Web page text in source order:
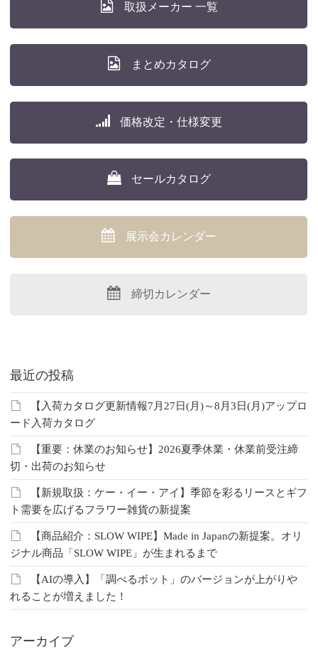
取扱メーカー 一覧
まとめカタログ
価格改定・仕様変更
セールカタログ
展示会カレンダー
締切カレンダー
最近の投稿
【入荷カタログ更新情報7月27日(月)～8月3日(月)アップロ
ード入荷カタログ
【重要：休業のお知らせ】2026夏季休業・休業前受注締
切・出荷のお知らせ
【新規取扱：ケー・イー・アイ】季節を彩るリースとギフ
ト需要を広げるフラワー雑貨の新提案
【商品紹介：SLOW WIPE】Made in Japanの新提案。オリ
ジナル商品「SLOW WIPE」が生まれるまで
【AIの導入】「調べるボット」のバージョンが上がりや
れることが増えました！
アーカイブ